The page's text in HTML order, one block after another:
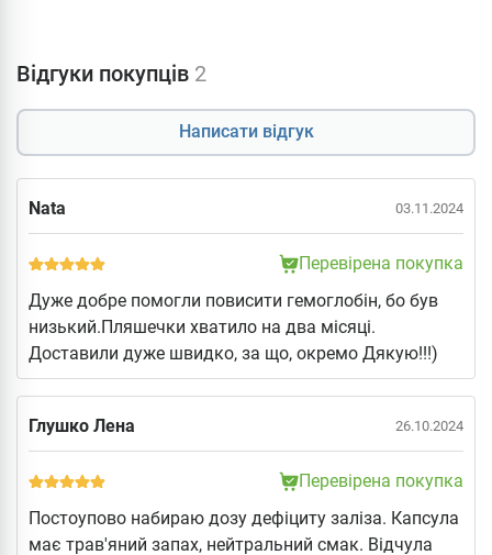
Відгуки покупців 2
Написати відгук
Nata 03.11.2024
Перевірена покупка
Дуже добре помогли повисити гемоглобін, бо був
низький.Пляшечки хватило на два місяці.
Доставили дуже швидко, за що, окремо Дякую!!!)
Глушко Лена 26.10.2024
Перевірена покупка
Постоупово набираю дозу дефіциту заліза. Капсула
має трав'яний запах, нейтральний смак. Відчула